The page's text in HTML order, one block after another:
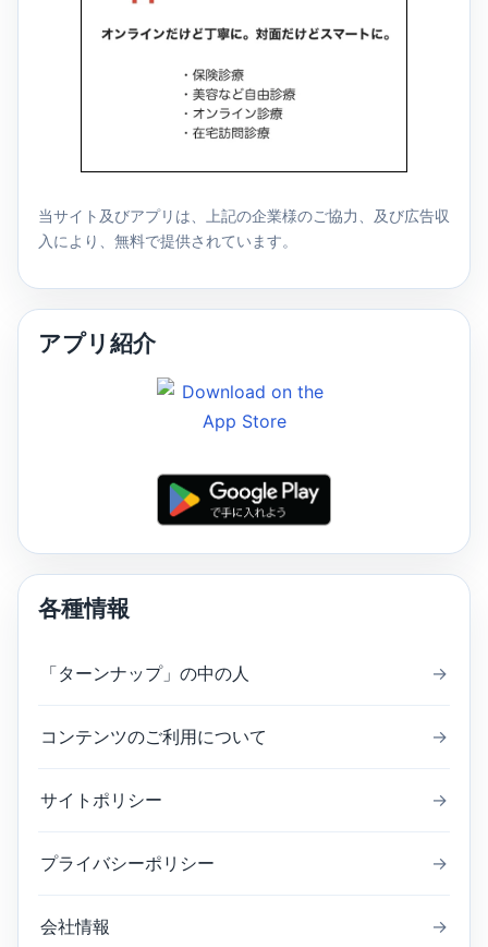
当サイト及びアプリは、上記の企業様のご協力、及び広告収
入により、無料で提供されています。
アプリ紹介
各種情報
「ターンナップ」の中の人 →
コンテンツのご利用について →
サイトポリシー →
プライバシーポリシー →
会社情報 →